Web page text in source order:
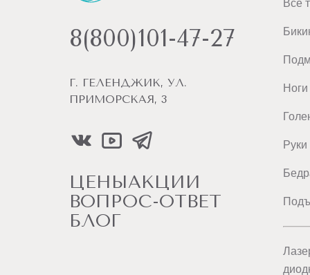
8(800)101-47-27
Г. ГЕЛЕНДЖИК, УЛ.
ПРИМОРСКАЯ, 3
ЦЕНЫАКЦИИ
ВОПРОС-ОТВЕТ
БЛОГ
Все
Ноги
Руки